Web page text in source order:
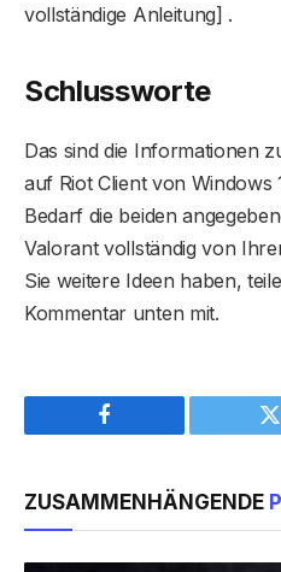
vollständige Anleitung] .
Schlussworte
Das sind die Informationen
auf Riot Client von Windows
Bedarf die beiden
Valorant vollständig von
Sie weitere Ideen haben,
Kommentar unten mit.
Facebook
ZUSAMMENHÄNGENDE